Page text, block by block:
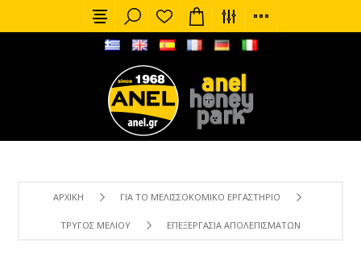
ΑΡΧΙΚΉ ΓΙΑ ΤΟ ΜΕΛΙΣΣΟΚΟΜΙΚΌ ΕΡΓΑΣΤΉΡΙΟ
ΤΡΎΓΟΣ ΜΕΛΙΟΎ ΕΠΕΞΕΡΓΑΣΊΑ ΑΠΟΛΕΠΙΣΜΆΤΩΝ